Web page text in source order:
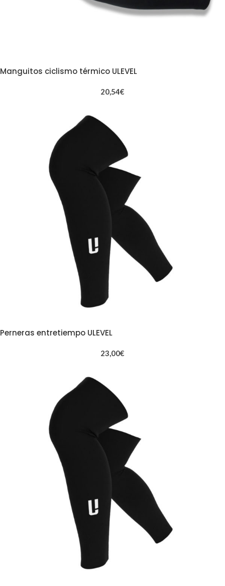
Manguitos ciclismo térmico ULEVEL
20,54€
Perneras entretiempo ULEVEL
23,00€